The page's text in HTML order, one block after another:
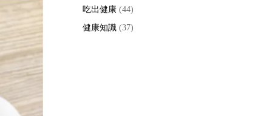
吃出健康 (44)
健康知識 (37)